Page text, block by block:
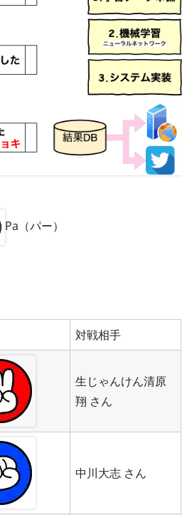
Pa（パー）
対戦相手
生じゃんけん清原
翔 さん
中川大志 さん